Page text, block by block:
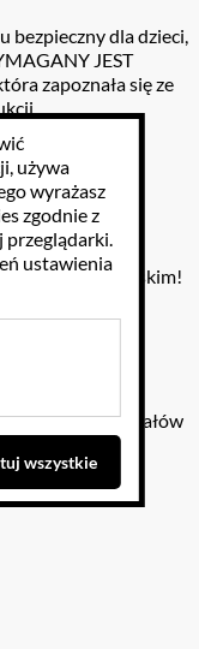
bezpieczny dla dzieci,
JEST
zapoznała się ze
I
przegap tego
Twoje
kolorze niebieskim!
hodowli kryształów
używa
wyrażasz
zgodnie z
ustawienia
wszystkie